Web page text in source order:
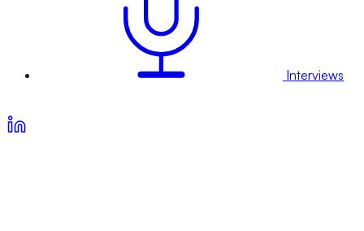
Interviews